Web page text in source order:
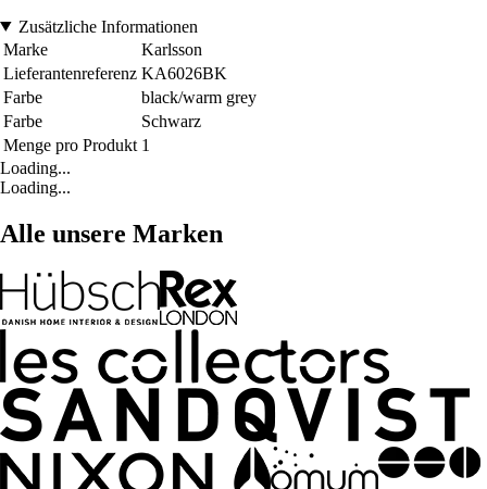
Zusätzliche Informationen
Marke
Karlsson
Lieferantenreferenz KA6026BK
Farbe
black/warm grey
Farbe
Schwarz
Menge pro Produkt 1
Loading...
Loading...
Alle unsere Marken